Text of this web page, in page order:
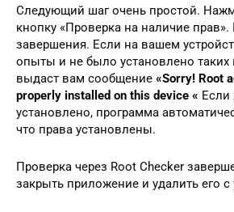
Следующий шаг очень простой.
кнопку «Проверка на наличие
завершения. Если на вашем
опыты и не было установлено таких
выдаст вам сообщение «Sorry! Root
properly installed on this device «
установлено, программа
что права установлены.
Проверка через Root Checker
закрыть приложение и удалить его с